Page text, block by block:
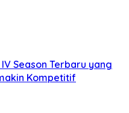
Season Terbaru yang
Kompetitif